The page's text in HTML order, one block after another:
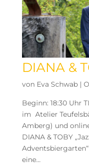
DIANA &
von Eva Schwab|
Beginn: 18:30 Uhr
im Atelier
Amberg) und
DIANA & TOBY
eine...